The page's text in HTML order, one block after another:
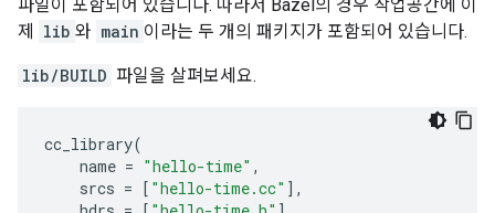
파일이 포함되어 있습니다. 따라서 Bazel의 경우 작업공간에 이
제
lib 와 main 이라는 두 개의 패키지가 포함되어 있습니다.
lib/BUILD 파일을 살펴보세요.
cc_library(
name = "hello-time" ,
srcs = [ "hello-time.cc" ],